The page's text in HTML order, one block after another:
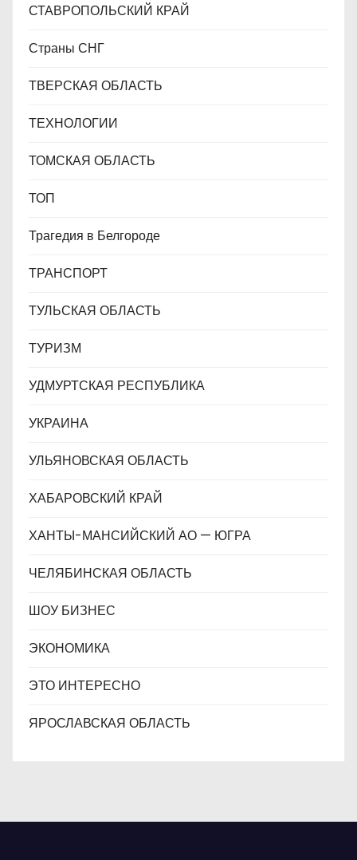
СТАВРОПОЛЬСКИЙ КРАЙ
Страны СНГ
ТВЕРСКАЯ ОБЛАСТЬ
ТЕХНОЛОГИИ
ТОМСКАЯ ОБЛАСТЬ
ТОП
Трагедия в Белгороде
ТРАНСПОРТ
ТУЛЬСКАЯ ОБЛАСТЬ
ТУРИЗМ
УДМУРТСКАЯ РЕСПУБЛИКА
УКРАИНА
УЛЬЯНОВСКАЯ ОБЛАСТЬ
ХАБАРОВСКИЙ КРАЙ
ХАНТЫ-МАНСИЙСКИЙ АО — ЮГРА
ЧЕЛЯБИНСКАЯ ОБЛАСТЬ
ШОУ БИЗНЕС
ЭКОНОМИКА
ЭТО ИНТЕРЕСНО
ЯРОСЛАВСКАЯ ОБЛАСТЬ